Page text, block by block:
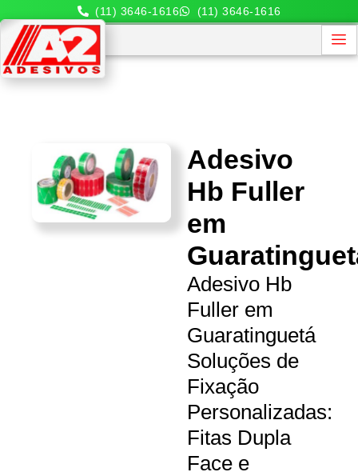
(11) 3646-1616 (11) 3646-1616
Adesivo
Hb Fuller
em
Adesivo Hb
Fuller em
Guaratinguetá
Soluções de
Fixação
Personalizadas:
Fitas Dupla
Face e